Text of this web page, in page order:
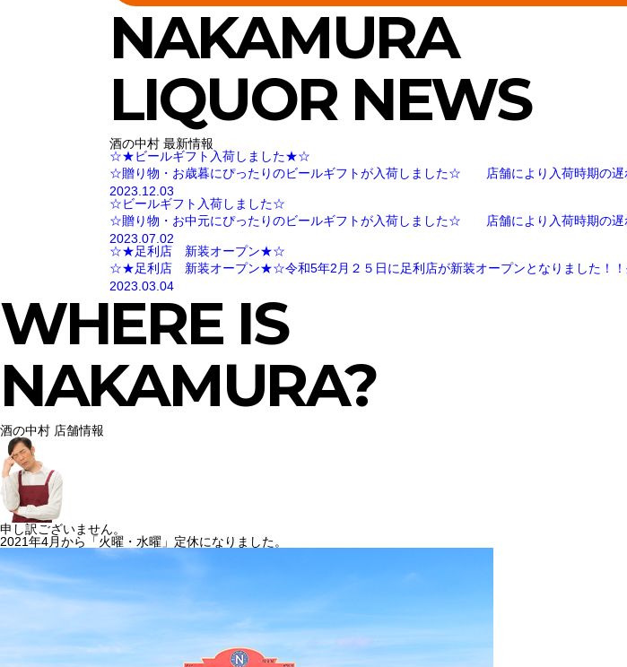
NAKAMURA
LIQUOR NEWS
酒の中村 最新情報
☆★ビールギフト入荷しました★☆
☆贈り物・お歳暮にぴったりのビールギフトが入荷しました☆ 店舗により入荷時期の遅
2023.12.03
☆ビールギフト入荷しました☆
☆贈り物・お中元にぴったりのビールギフトが入荷しました☆ 店舗により入荷時期の遅
2023.07.02
☆★足利店 新装オープン★☆
☆★足利店 新装オープン★☆令和5年2月２５日に足利店が新装オープンとなりました！！
2023.03.04
WHERE IS
NAKAMURA?
酒の中村 店舗情報
申し訳ございません。
2021年4月から「火曜・水曜」定休になりました。